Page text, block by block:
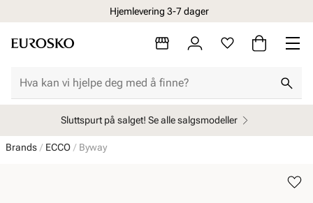
Hjemlevering 3-7 dager
Sluttspurt på salget! Se alle salgsmodeller
Brands ECCO Byway